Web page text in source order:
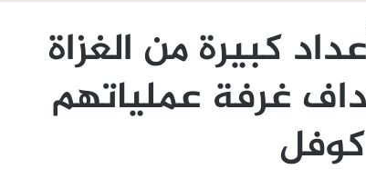
كبيرة من الغزاة
غرفة عملياتهم